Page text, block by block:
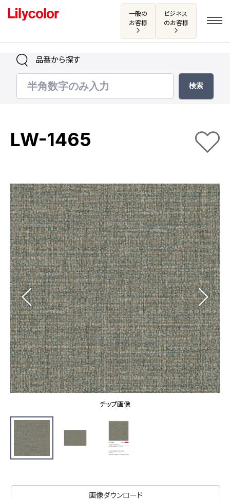
一般の
お客様
ビジネス
のお客様
ログイン・新規会員登録
お気に入り
商品を探す
商品を探す トップ
壁紙
カーテン
床材
ブランド・コレクション
Lilycolor Coordinate 着せ替えシミュレーション
カタログ一覧
カタログ一覧 トップ
壁紙
カーテン
床材
サステナブル商品
ノンワックス床タイル
壁紙機能性ガイド
施工事例
施工事例 トップ
医療・福祉施設
ホテル・オフィス・店舗
モデルハウス
新築戸建・マンション
#リリカラのある暮らし
リリカラノート
ショールーム
ショールーム トップ
東京ショールーム
大阪ショールーム
広島ショールーム
仙台ショールーム
札幌ショールーム
お客様サポート
お客様サポート トップ
画像ダウンロード
動画一覧
お手入れ便利帳
お役立ち資料
サンプル・カタログ請求／お問い合わせ（ビジネスのお客様）
非住宅案件に関するお問い合わせ
品番から探す
LW-1465
チップ画像
画像ダウンロード